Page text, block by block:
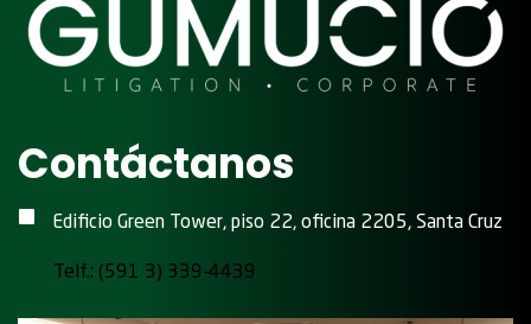
Contáctanos
Edificio Green Tower, piso 22, oficina 2205, Santa Cruz
Telf.: (591 3) 339-4439